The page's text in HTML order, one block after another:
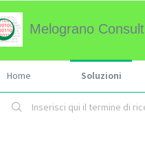
Melograno
Home Soluzioni